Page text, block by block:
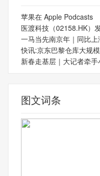
苹果在 Apple Podcasts
医渡科技（02158.HK）
一马当先南京年｜同比上
快讯:京东巴黎仓库大规模
新春走基层｜大记者牵手
图文词条